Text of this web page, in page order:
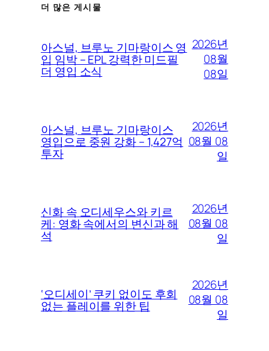
더 많은 게시물
아스널, 브루노 기마랑이스 영
입 임박 – EPL 강력한 미드필
더 영입 소식
2026년
08월
08일
아스널, 브루노 기마랑이스
영입으로 중원 강화 – 1,427억
투자
2026년
08월 08
일
신화 속 오디세우스와 키르
케: 영화 속에서의 변신과 해
석
2026년
08월 08
일
‘오디세이’ 쿠키 없이도 후회
없는 플레이를 위한 팁
2026년
08월 08
일